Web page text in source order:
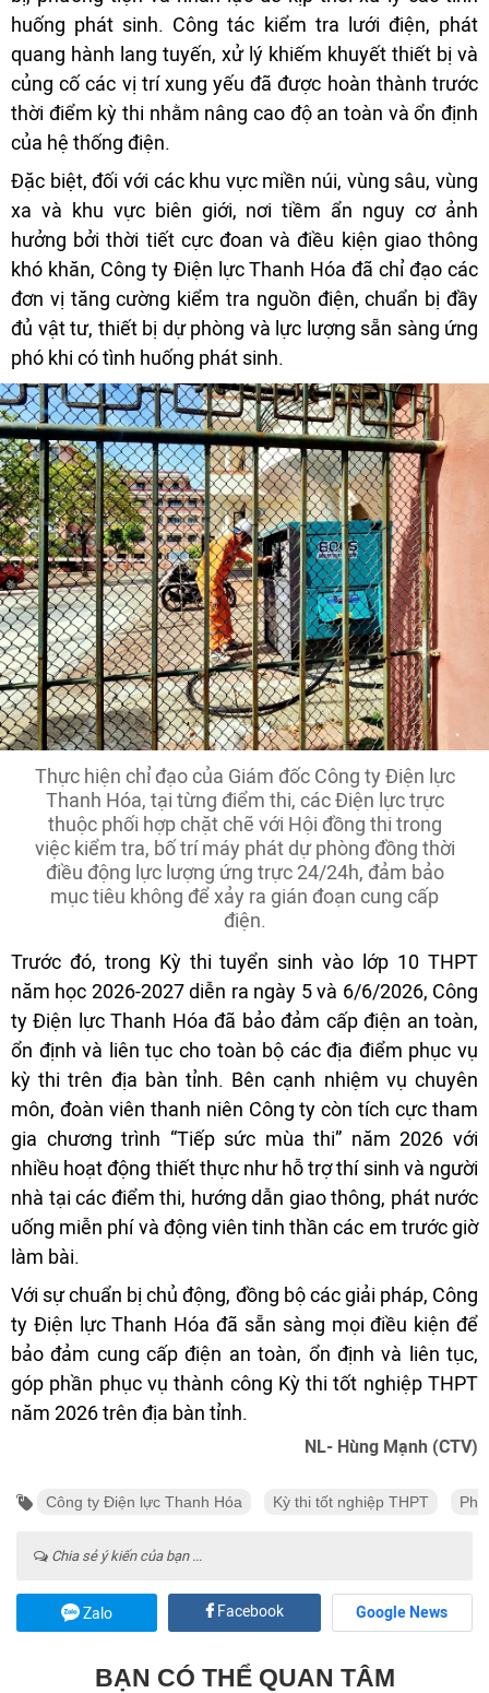
huống phát sinh. Công tác kiểm tra lưới điện, phát
quang hành lang tuyến, xử lý khiếm khuyết thiết bị và
củng cố các vị trí xung yếu đã được hoàn thành trước
thời điểm kỳ thi nhằm nâng cao độ an toàn và ổn định
của hệ thống điện.
Đặc biệt, đối với các khu vực miền núi, vùng sâu, vùng
xa và khu vực biên giới, nơi tiềm ẩn nguy cơ ảnh
hưởng bởi thời tiết cực đoan và điều kiện giao thông
khó khăn, Công ty Điện lực Thanh Hóa đã chỉ đạo các
đơn vị tăng cường kiểm tra nguồn điện, chuẩn bị đầy
đủ vật tư, thiết bị dự phòng và lực lượng sẵn sàng ứng
phó khi có tình huống phát sinh.
Thực hiện chỉ đạo của Giám đốc Công ty Điện lực
Thanh Hóa, tại từng điểm thi, các Điện lực trực
thuộc phối hợp chặt chẽ với Hội đồng thi trong
việc kiểm tra, bố trí máy phát dự phòng đồng thời
điều động lực lượng ứng trực 24/24h, đảm bảo
mục tiêu không để xảy ra gián đoạn cung cấp
điện.
Trước đó, trong Kỳ thi tuyển sinh vào lớp 10 THPT
năm học 2026-2027 diễn ra ngày 5 và 6/6/2026, Công
ty Điện lực Thanh Hóa đã bảo đảm cấp điện an toàn,
ổn định và liên tục cho toàn bộ các địa điểm phục vụ
kỳ thi trên địa bàn tỉnh. Bên cạnh nhiệm vụ chuyên
môn, đoàn viên thanh niên Công ty còn tích cực tham
gia chương trình “Tiếp sức mùa thi” năm 2026 với
nhiều hoạt động thiết thực như hỗ trợ thí sinh và người
nhà tại các điểm thi, hướng dẫn giao thông, phát nước
uống miễn phí và động viên tinh thần các em trước giờ
làm bài.
Với sự chuẩn bị chủ động, đồng bộ các giải pháp, Công
ty Điện lực Thanh Hóa đã sẵn sàng mọi điều kiện để
bảo đảm cung cấp điện an toàn, ổn định và liên tục,
góp phần phục vụ thành công Kỳ thi tốt nghiệp THPT
năm 2026 trên địa bàn tỉnh.
NL- Hùng Mạnh (CTV)
Công ty Điện lực Thanh Hóa Kỳ thi tốt nghiệp THPT
Chia sẻ ý kiến của bạn ...
Zalo Facebook Google News
BẠN CÓ THỂ QUAN TÂM